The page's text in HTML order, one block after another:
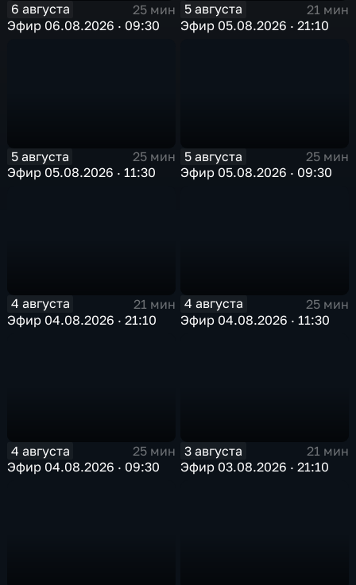
6 августа
25 мин
Эфир 06.08.2026 · 09:30
5 августа
21 мин
Эфир 05.08.2026 · 21:10
5 августа
25 мин
Эфир 05.08.2026 · 11:30
5 августа
25 мин
Эфир 05.08.2026 · 09:30
4 августа
21 мин
Эфир 04.08.2026 · 21:10
4 августа
25 мин
Эфир 04.08.2026 · 11:30
4 августа
25 мин
Эфир 04.08.2026 · 09:30
3 августа
21 мин
Эфир 03.08.2026 · 21:10